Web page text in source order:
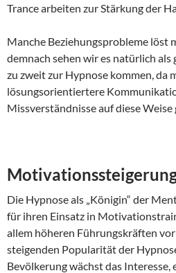
Trance arbeiten zur Stärkung der
Manche Beziehungsprobleme löst
demnach sehen wir es natürlich
zu zweit zur Hypnose kommen, da
lösungsorientiertere
Missverständnisse auf diese
Die Hypnose als „Königin“ der
für ihren Einsatz in
allem höheren Führungskräften
steigenden Popularität der
Bevölkerung wächst das Interesse,